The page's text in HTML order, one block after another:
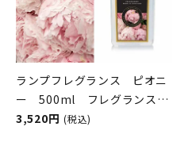
ランプフレグランス ピオニ
ー 500ml フレグランスラ
ンプ用オイル
3,520円 (税込)